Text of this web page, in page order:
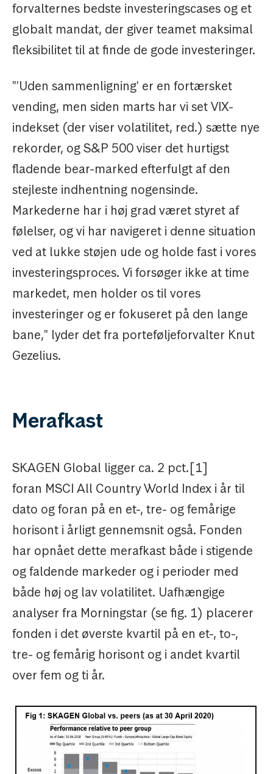
forvalternes bedste investeringscases og et
globalt mandat, der giver teamet maksimal
fleksibilitet til at finde de gode investeringer.
"'Uden sammenligning' er en fortærsket
vending, men siden marts har vi set VIX-
indekset (der viser volatilitet, red.) sætte nye
rekorder, og S&P 500 viser det hurtigst
fladende bear-marked efterfulgt af den
stejleste indhentning nogensinde.
Markederne har i høj grad været styret af
følelser, og vi har navigeret i denne situation
ved at lukke støjen ude og holde fast i vores
investeringsproces. Vi forsøger ikke at time
markedet, men holder os til vores
investeringer og er fokuseret på den lange
bane," lyder det fra porteføljeforvalter Knut
Gezelius.
Merafkast
SKAGEN Global ligger ca. 2 pct.[1]
foran MSCI All Country World Index i år til
dato og foran på en et-, tre- og femårige
horisont i årligt gennemsnit også. Fonden
har opnået dette merafkast både i stigende
og faldende markeder og i perioder med
både høj og lav volatilitet. Uafhængige
analyser fra Morningstar (se fig. 1) placerer
fonden i det øverste kvartil på en et-, to-,
tre- og femårig horisont og i andet kvartil
over fem og ti år.